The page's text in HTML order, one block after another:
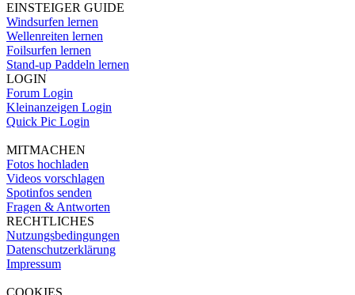
EINSTEIGER GUIDE
Windsurfen lernen
Wellenreiten lernen
Foilsurfen lernen
Stand-up Paddeln lernen
LOGIN
Forum Login
Kleinanzeigen Login
Quick Pic Login
MITMACHEN
Fotos hochladen
Videos vorschlagen
Spotinfos senden
Fragen & Antworten
RECHTLICHES
Nutzungsbedingungen
Datenschutzerklärung
Impressum